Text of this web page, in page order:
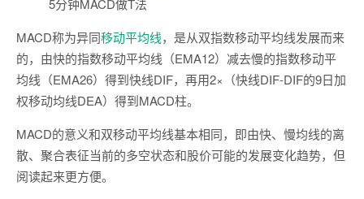
MACD称为异同移动平均线，是从双指数移动平均线发展而来
的，由快的指数移动平均线（EMA12）减去慢的指数移动平
均线（EMA26）得到快线DIF，再用2×（快线DIF-DIF的9日加
权移动均线DEA）得到MACD柱。
MACD的意义和双移动平均线基本相同，即由快、慢均线的离
散、聚合表征当前的多空状态和股价可能的发展变化趋势，但
阅读起来更方便。